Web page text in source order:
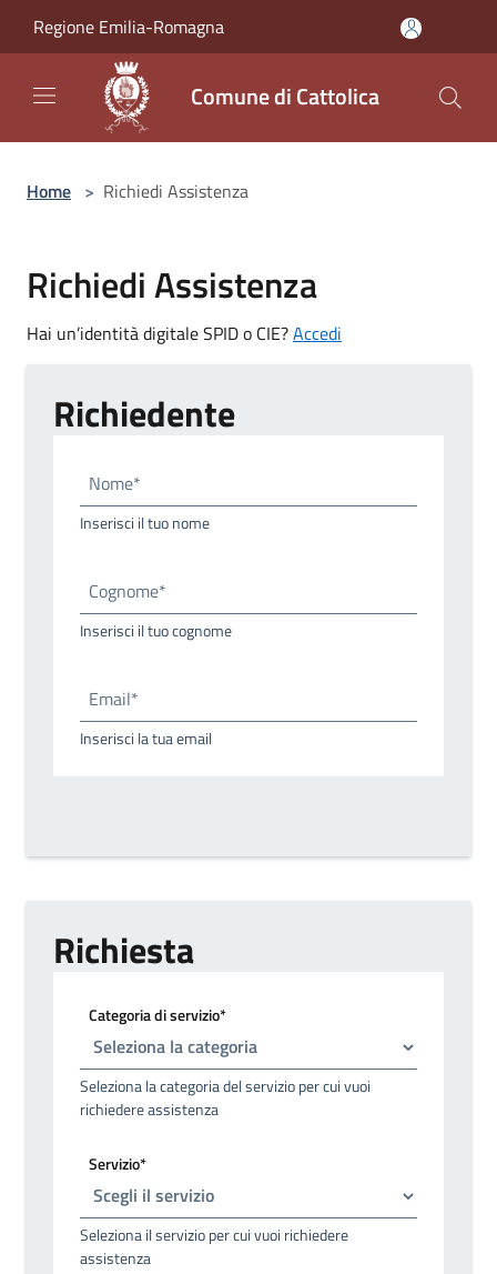
Regione Emilia-Romagna
Comune di Cattolica
Home > Richiedi Assistenza
Richiedi Assistenza
Hai un’identità digitale SPID o CIE?Accedi
Richiedente
Nome*
Inserisci il tuo nome
Cognome*
Inserisci il tuo cognome
Email*
Inserisci la tua email
Richiesta
Categoria di servizio*
Seleziona la categoria del servizio per cui vuoi
richiedere assistenza
Servizio*
Seleziona il servizio per cui vuoi richiedere
assistenza